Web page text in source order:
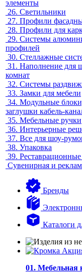
элементы
26. Светильники
27. Профили
28. Профили для
29. Системы
профилей
30. Стеллажные
31. Наполнение для
комнат
32. Системы
33. Замки для мебели
34. Модульные
заглушки кабель-
35. Мебельные ручки
36. Интерьерные
37. Все для шоу-
38. Упаковка
39.
Сувенирная и
Бренды
Каталоги
01. Мебельная